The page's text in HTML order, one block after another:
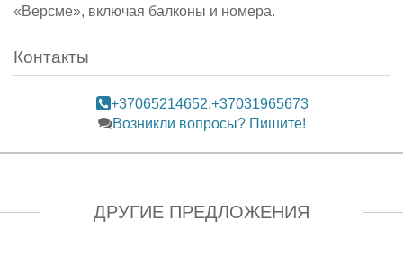
«Версме», включая балконы и номера.
Контакты
+37065214652,+37031965673
Возникли вопросы? Пишите!
ДРУГИЕ ПРЕДЛОЖЕНИЯ